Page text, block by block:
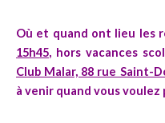
Où et quand ont lieu les
15h45, hors vacances
Club Malar, 88 rue Saint-
à venir quand vous voulez